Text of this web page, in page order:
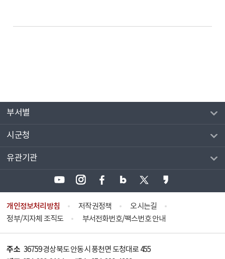
부서별
시군청
유관기관
개인정보처리방침 저작권정책
오시는길
정부/지자체 조직도
부서전화번호/팩스번호 안내
주소 36759 경상북도 안동시 풍천면 도청대로 455